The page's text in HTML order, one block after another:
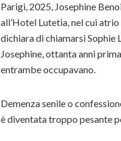
Parigi, 2025, Josephine
all’Hotel Lutetia, nel cui
dichiara di chiamarsi Sophie
Josephine, ottanta anni
entrambe occupavano.
Demenza senile o
è diventata troppo pesante